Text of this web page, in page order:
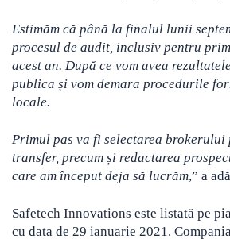
Estimăm că până la finalul lunii
procesul de audit, inclusiv pentru
acest an. După ce vom avea
publica și vom demara procedurile
locale.
Primul pas va fi selectarea brokerului
transfer, precum și redactarea
care am început deja să lucrăm,” a
Safetech Innovations este listată pe
cu data de 29 ianuarie 2021.